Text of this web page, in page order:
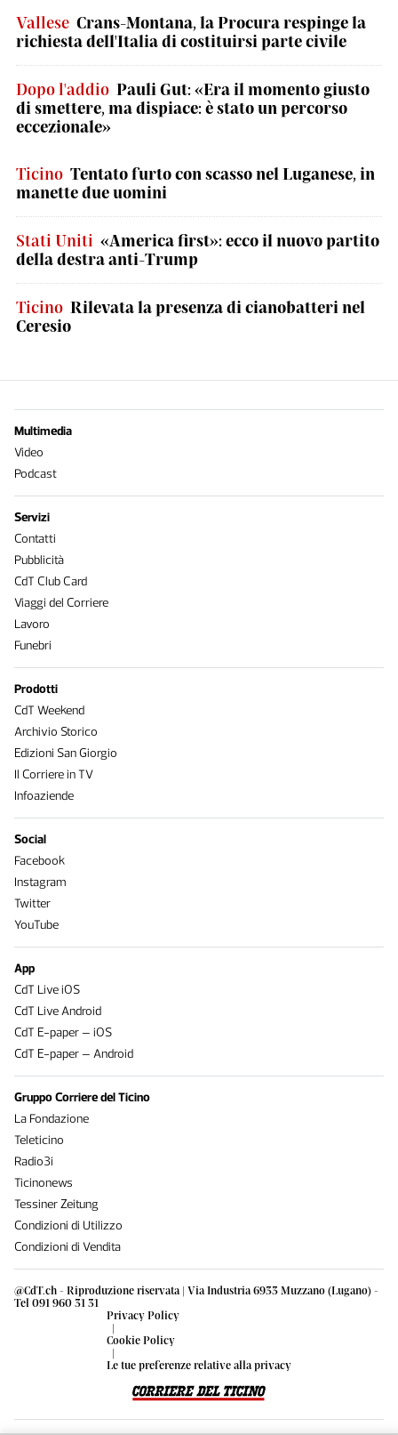
Vallese Crans-Montana, la Procura respinge la
richiesta dell'Italia di costituirsi parte civile
Dopo l'addio Pauli Gut: «Era il momento giusto
di smettere, ma dispiace: è stato un percorso
eccezionale»
Ticino Tentato furto con scasso nel Luganese, in
manette due uomini
Stati Uniti «America first»: ecco il nuovo partito
della destra anti-Trump
Ticino Rilevata la presenza di cianobatteri nel
Ceresio
@CdT.ch - Riproduzione riservata | Via Industria 6933 Muzzano (Lugano) -
Tel 091 960 31 31
Privacy Policy
|
Cookie Policy
|
Le tue preferenze relative alla privacy
Multimedia
Video
Podcast
Servizi
Contatti
Pubblicità
CdT Club Card
Viaggi del Corriere
Lavoro
Funebri
Prodotti
CdT Weekend
Archivio Storico
Edizioni San Giorgio
Il Corriere in TV
Infoaziende
Social
Facebook
Instagram
Twitter
YouTube
App
CdT Live iOS
CdT Live Android
CdT E-paper – iOS
CdT E-paper – Android
Gruppo Corriere del Ticino
La Fondazione
Teleticino
Radio3i
Ticinonews
Tessiner Zeitung
Condizioni di Utilizzo
Condizioni di Vendita